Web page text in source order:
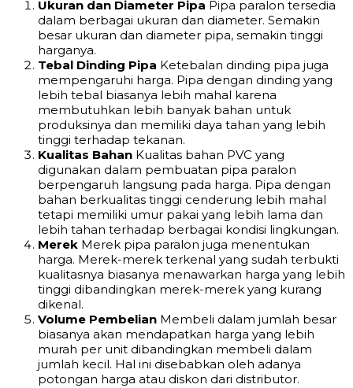
Ukuran dan Diameter Pipa Pipa paralon tersedia
dalam berbagai ukuran dan diameter. Semakin
besar ukuran dan diameter pipa, semakin tinggi
harganya.
Tebal Dinding Pipa Ketebalan dinding pipa juga
mempengaruhi harga. Pipa dengan dinding yang
lebih tebal biasanya lebih mahal karena
membutuhkan lebih banyak bahan untuk
produksinya dan memiliki daya tahan yang lebih
tinggi terhadap tekanan.
Kualitas Bahan Kualitas bahan PVC yang
digunakan dalam pembuatan pipa paralon
berpengaruh langsung pada harga. Pipa dengan
bahan berkualitas tinggi cenderung lebih mahal
tetapi memiliki umur pakai yang lebih lama dan
lebih tahan terhadap berbagai kondisi lingkungan.
Merek Merek pipa paralon juga menentukan
harga. Merek-merek terkenal yang sudah terbukti
kualitasnya biasanya menawarkan harga yang lebih
tinggi dibandingkan merek-merek yang kurang
dikenal.
Volume Pembelian Membeli dalam jumlah besar
biasanya akan mendapatkan harga yang lebih
murah per unit dibandingkan membeli dalam
jumlah kecil. Hal ini disebabkan oleh adanya
potongan harga atau diskon dari distributor.